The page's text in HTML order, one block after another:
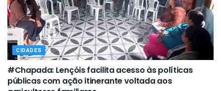
CIDADES
#Chapada: Lençóis facilita acesso às políticas
públicas com ação itinerante voltada aos